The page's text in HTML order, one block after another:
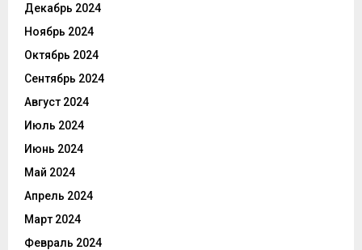
Декабрь 2024
Ноябрь 2024
Октябрь 2024
Сентябрь 2024
Август 2024
Июль 2024
Июнь 2024
Май 2024
Апрель 2024
Март 2024
Февраль 2024